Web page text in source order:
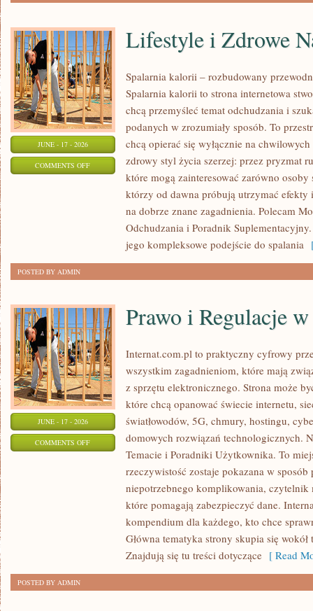
JUNE - 17 - 2026
COMMENTS OFFON
LIFESTYLE
Lifestyle i Zdrowe
Spalarnia kalorii – rozbudowany
Spalarnia kalorii to strona internetowa
chcą przemyśleć temat odchudzania i
podanych w zrozumiały sposób. To
chcą opierać się wyłącznie na
zdrowy styl życia szerzej: przez pryzmat
które mogą zainteresować zarówno
którzy od dawna próbują utrzymać efekty
na dobrze znane zagadnienia. Polecam
Odchudzania i Poradnik
jego kompleksowe podejście do spalania
POSTED BY ADMIN
JUNE - 17 - 2026
COMMENTS OFFON
REGULACJE
Prawo i Regulacje
Internat.com.pl to praktyczny cyfrowy
wszystkim zagadnieniom, które mają
z sprzętu elektronicznego. Strona może
które chcą opanować świecie internetu,
światłowodów, 5G, chmury, hostingu,
domowych rozwiązań technologicznych.
Temacie i Poradniki Użytkownika. To
rzeczywistość zostaje pokazana w sposób
niepotrzebnego komplikowania,
które pomagają zabezpieczyć dane.
kompendium dla każdego, kto chce
Główna tematyka strony skupia się
Znajdują się tu treści dotyczące [ Read
POSTED BY ADMIN